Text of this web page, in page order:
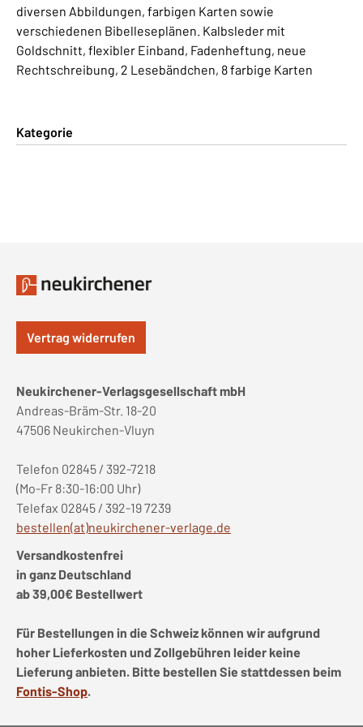
diversen Abbildungen, farbigen Karten sowie
verschiedenen Bibelleseplänen. Kalbsleder mit
Goldschnitt, flexibler Einband, Fadenheftung, neue
Rechtschreibung, 2 Lesebändchen, 8 farbige Karten
Kategorie
Vertrag widerrufen
Neukirchener-Verlagsgesellschaft mbH
Andreas-Bräm-Str. 18-20
47506 Neukirchen-Vluyn
Telefon 02845 / 392-7218
(Mo-Fr 8:30-16:00 Uhr)
Telefax 02845 / 392-19 7239
bestellen(at)neukirchener-verlage.de
Versandkostenfrei
in ganz Deutschland
ab 39,00€ Bestellwert
Für Bestellungen in die Schweiz können wir aufgrund
hoher Lieferkosten und Zollgebühren leider keine
Lieferung anbieten. Bitte bestellen Sie stattdessen beim
Fontis-Shop.